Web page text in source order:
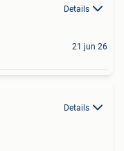
Details
21 jun 26
Details